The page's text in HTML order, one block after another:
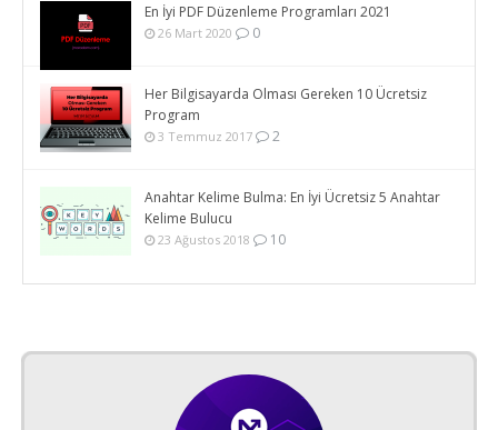
En İyi PDF Düzenleme Programları 2021
26 Mart 2020 0
Her Bilgisayarda Olması Gereken 10 Ücretsiz
Program
3 Temmuz 2017 2
Anahtar Kelime Bulma: En İyi Ücretsiz 5 Anahtar
Kelime Bulucu
23 Ağustos 2018 10